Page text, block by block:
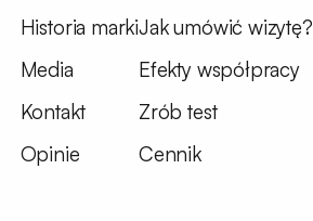
Historia marki
Media
Kontakt
Opinie
Jak umówić wizytę?
Efekty współpracy
Zrób test
Cennik